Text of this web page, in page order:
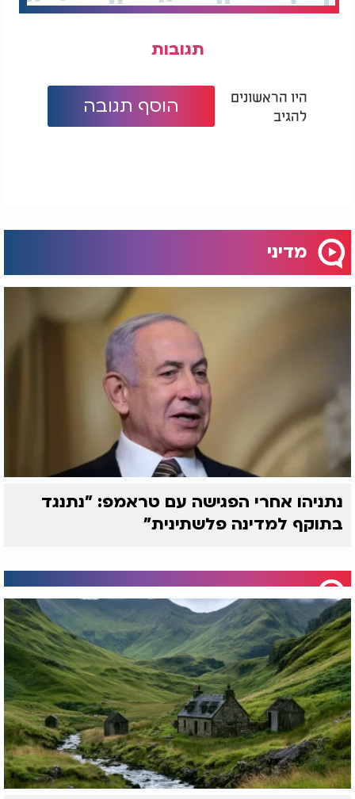
תגובות
היו הראשונים
להגיב
הוסף תגובה
מדיני
נתניהו אחרי הפגישה עם טראמפ: "נתנגד
בתוקף למדינה פלשתינית"